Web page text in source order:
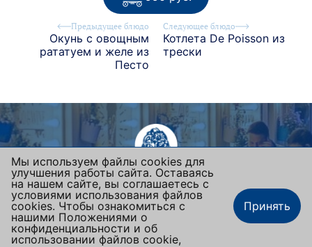
Предыдущее блюдо
Окунь с овощным
рататуем и желе из
Песто
Следующее блюдо
Котлета De Poisson из
трески
Москва, ул. Люсиновская, 36/50
+7 (495) 665-92-42
blandeblancafe@mail.ru
BLANC DE BLANCS
Мы используем файлы cookies для
улучшения работы сайта. Оставаясь
на нашем сайте, вы соглашаетесь с
условиями использования файлов
cookies. Чтобы ознакомиться с
нашими Положениями о
конфиденциальности и об
использовании файлов cookie,
Принять